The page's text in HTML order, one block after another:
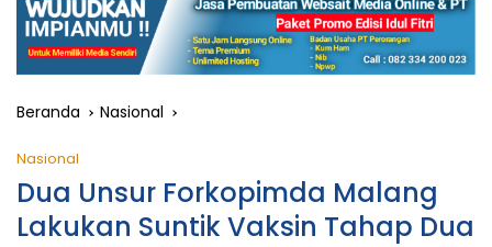
Beranda Nasional
Nasional
Dua Unsur Forkopimda Malang
Lakukan Suntik Vaksin Tahap Dua